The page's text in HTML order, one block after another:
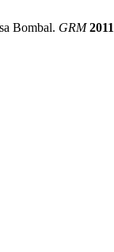
Bombal. GRM 2011